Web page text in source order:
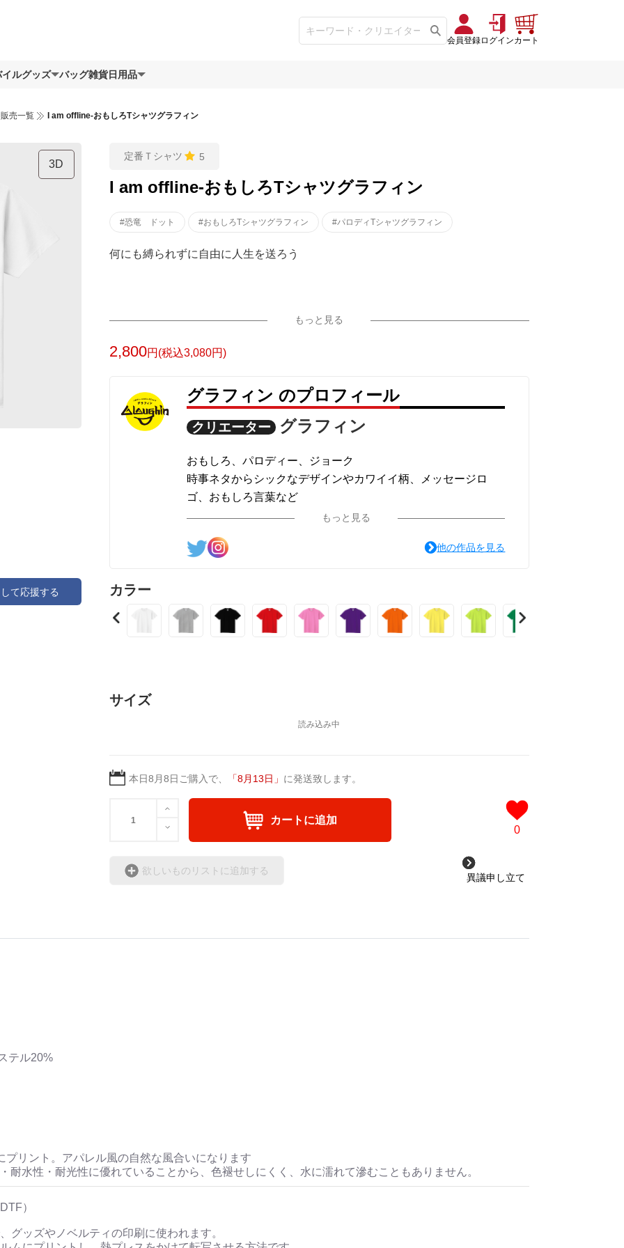
会員登録ログインカート
ルグッズ バッグ雑貨日用品
売一覧 I am offline-おもしろTシャツグラフィン
3D
て応援する
定番Ｔシャツ 5
I am offline-おもしろTシャツグラフィン
#恐竜 ドット #おもしろTシャツグラフィン #パロディTシャツグラフィン
何にも縛られずに自由に人生を送ろう
もっと見る
2,800円(税込3,080円)
グラフィン のプロフィール
クリエーター グラフィン
おもしろ、パロディー、ジョーク
時事ネタからシックなデザインやカワイイ柄、メッセージロ
ゴ、おもしろ言葉など
様々なデザインを制作しています。
もっと見る
他の作品を見る
カラー
サイズ
本日8月8日 ご購入で、 「8月13日 」 に発送致します。
カートに追加
0
欲しいものリストに追加する
異議申し立て
テル20%
プリント。アパレル風の自然な風合いになります
耐水性・耐光性に優れていることから、色褪せしにくく、水に濡れて滲むこともありません。
）
グッズやノベルティの印刷に使われます。